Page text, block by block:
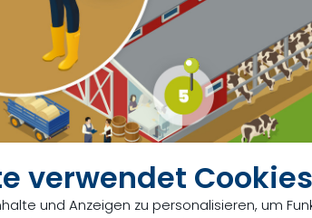
verwendet Cookies
und Anzeigen zu personalisieren, um